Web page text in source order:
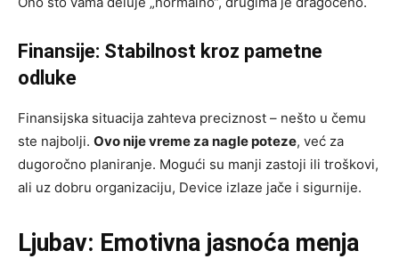
Finansije: Stabilnost kroz pametne
odluke
Finansijska situacija zahteva preciznost – nešto u čemu
ste najbolji. Ovo nije vreme za nagle poteze, već za
dugoročno planiranje. Mogući su manji zastoji ili troškovi,
ali uz dobru organizaciju, Device izlaze jače i sigurnije.
Ljubav: Emotivna jasnoća menja